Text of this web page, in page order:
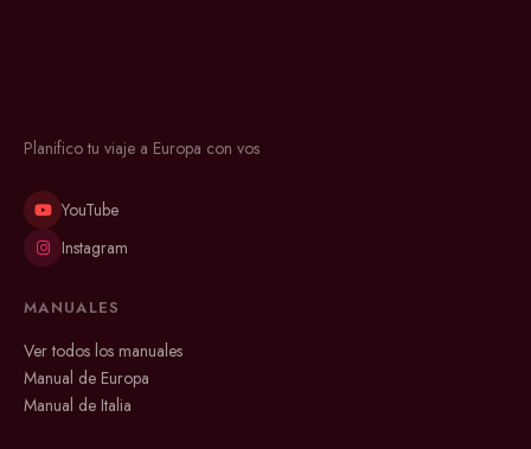
Planifico tu viaje a Europa con vos
YouTube
Instagram
MANUALES
Ver todos los manuales
Manual de Europa
Manual de Italia